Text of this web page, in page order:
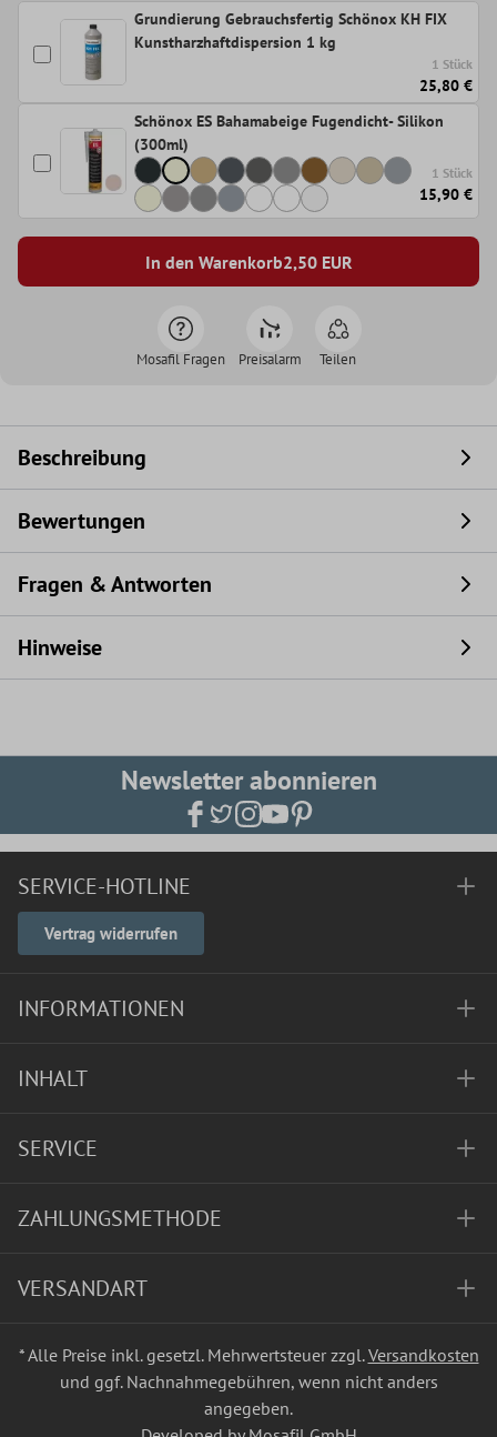
Grundierung Gebrauchsfertig Schönox KH FIX
Kunstharzhaftdispersion 1 kg
1 Stück
25,80 €
Schönox ES Bahamabeige Fugendicht- Silikon
(300ml)
1 Stück
15,90 €
In den Warenkorb2,50EUR
Mosafil Fragen Preisalarm Teilen
Beschreibung
Bewertungen
Fragen & Antworten
Hinweise
Newsletter abonnieren
SERVICE-HOTLINE
Vertrag widerrufen
INFORMATIONEN
INHALT
SERVICE
ZAHLUNGSMETHODE
VERSANDART
* Alle Preise inkl. gesetzl. Mehrwertsteuer zzgl.Versandkosten
und ggf. Nachnahmegebühren, wenn nicht anders
angegeben.